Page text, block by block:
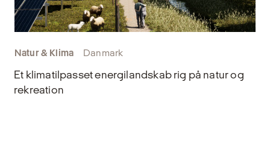
Natur & Klima Danmark
Et klimatilpasset energilandskab rig på natur og
rekreation